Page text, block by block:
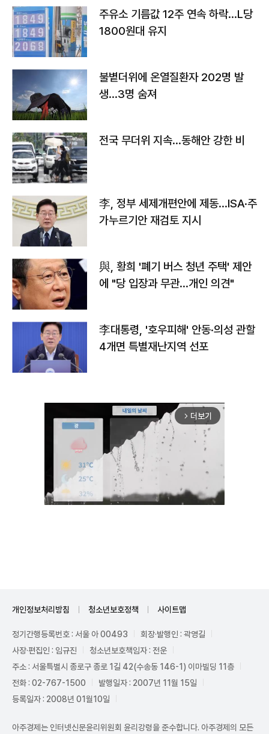
주유소 기름값 12주 연속 하락…L당
1800원대 유지
불볕더위에 온열질환자 202명 발
생…3명 숨져
전국 무더위 지속…동해안 강한 비
李, 정부 세제개편안에 제동…ISA·주
가누르기안 재검토 지시
與, 황희 '폐기 버스 청년 주택' 제안
에 "당 입장과 무관…개인 의견"
李대통령, '호우피해' 안동·의성 관할
4개면 특별재난지역 선포
arrow_forward_ios 더보기
개인정보처리방침 청소년보호정책 사이트맵
정기간행등록번호 : 서울 아 00493
회장·발행인 : 곽영길
사장·편집인 : 임규진
청소년보호책임자 : 전운
주소 : 서울특별시 종로구 종로 1길 42(수송동 146-1) 이마빌딩 11층
전화 : 02-767-1500
발행일자 : 2007년 11월 15일
등록일자 : 2008년 01월10일
아주경제는 인터넷신문윤리위원회 윤리강령을 준수합니다. 아주경제의 모든